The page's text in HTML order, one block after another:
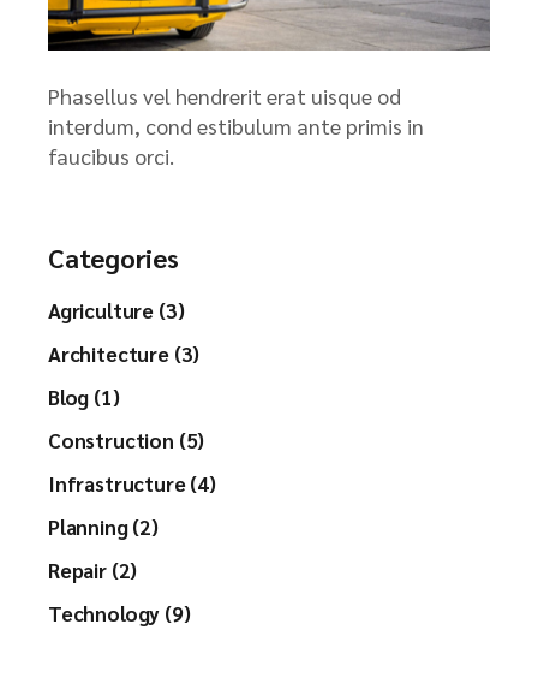
Phasellus vel hendrerit erat uisque od
interdum, cond estibulum ante primis in
faucibus orci.
Categories
Agriculture (3)
Architecture (3)
Blog (1)
Construction (5)
Infrastructure (4)
Planning (2)
Repair (2)
Technology (9)